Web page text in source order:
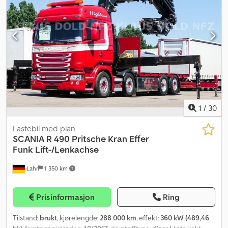
1 / 30
Lahr 1 350 km
Lastebil med plan
SCANIA R 490 Pritsche Kran Effer
Funk Lift-/Lenkachse
Prisinformasjon Ring
Tilstand: brukt, kjørelengde:288 000 km, effekt: 360 kW (489,46